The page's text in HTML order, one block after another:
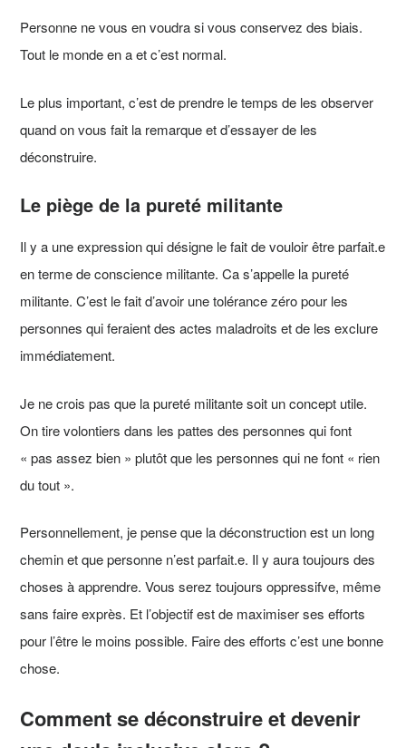
Personne ne vous en voudra si vous conservez des biais.
Tout le monde en a et c’est normal.
Le plus important, c’est de prendre le temps de les observer
quand on vous fait la remarque et d’essayer de les
déconstruire.
Le piège de la pureté militante
Il y a une expression qui désigne le fait de vouloir être parfait.e
en terme de conscience militante. Ca s’appelle la pureté
militante. C’est le fait d’avoir une tolérance zéro pour les
personnes qui feraient des actes maladroits et de les exclure
immédiatement.
Je ne crois pas que la pureté militante soit un concept utile.
On tire volontiers dans les pattes des personnes qui font
« pas assez bien » plutôt que les personnes qui ne font « rien
du tout ».
Personnellement, je pense que la déconstruction est un long
chemin et que personne n’est parfait.e. Il y aura toujours des
choses à apprendre. Vous serez toujours oppressifve, même
sans faire exprès. Et l’objectif est de maximiser ses efforts
pour l’être le moins possible. Faire des efforts c’est une bonne
chose.
Comment se déconstruire et devenir